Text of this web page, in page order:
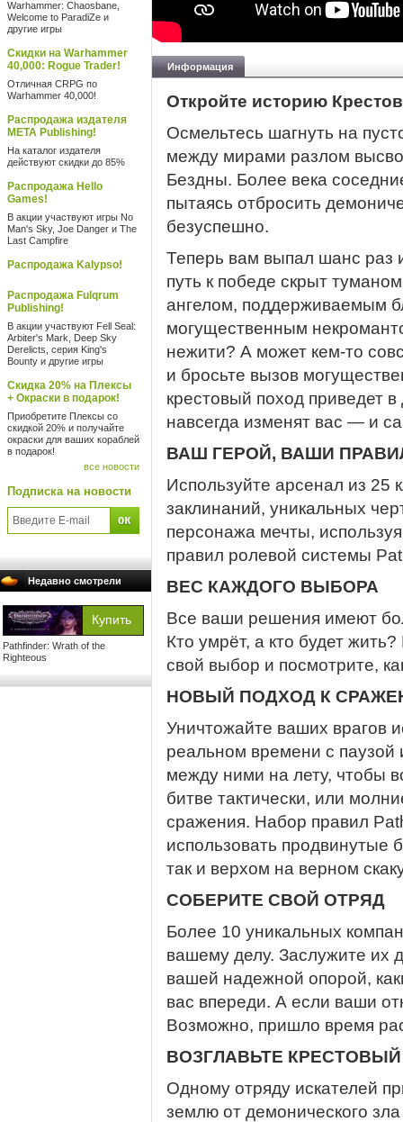
Warhammer: Chaosbane,
Welcome to ParadiZe и
другие игры
Скидки на Warhammer
40,000: Rogue Trader!
Отличная CRPG по
Warhammer 40,000!
Распродажа издателя
META Publishing!
На каталог издателя
действуют скидки до 85%
Распродажа Hello
Games!
В акции участвуют игры No
Man's Sky, Joe Danger и The
Last Campfire
Распродажа Kalypso!
Распродажа Fulqrum
Publishing!
В акции участвуют Fell Seal:
Arbiter's Mark, Deep Sky
Derelicts, серия King's
Bounty и другие игры
Скидка 20% на Плексы
+ Окраски в подарок!
Приобретите Плексы со
скидкой 20% и получайте
окраски для ваших кораблей
в подарок!
все новости
Подписка на новости
Недавно смотрели
Pathfinder: Wrath of the
Righteous
Информация
Откройте историю
Осмельтесь шагнуть на
между мирами разлом
Бездны. Более века
пытаясь отбросить
безуспешно.
Теперь вам выпал шанс раз
путь к победе скрыт
ангелом, поддерживаемым
могущественным
нежити? А может кем-то
и бросьте вызов
крестовый поход приведет
навсегда изменят вас — и
ВАШ ГЕРОЙ, ВАШИ
Используйте арсенал из 25
заклинаний, уникальных
персонажа мечты, используя
правил ролевой системы
ВЕС КАЖДОГО ВЫБОРА
Все ваши решения имеют
Кто умрёт, а кто будет
свой выбор и посмотрите,
НОВЫЙ ПОДХОД К
Уничтожайте ваших врагов
реальном времени с
между ними на лету, чтобы
битве тактически, или
сражения. Набор правил
использовать
так и верхом на верном
СОБЕРИТЕ СВОЙ ОТРЯД
Более 10 уникальных
вашему делу. Заслужите их
вашей надежной опорой,
вас впереди. А если ваши
Возможно, пришло время
ВОЗГЛАВЬТЕ
Одному отряду искателей
землю от демонического